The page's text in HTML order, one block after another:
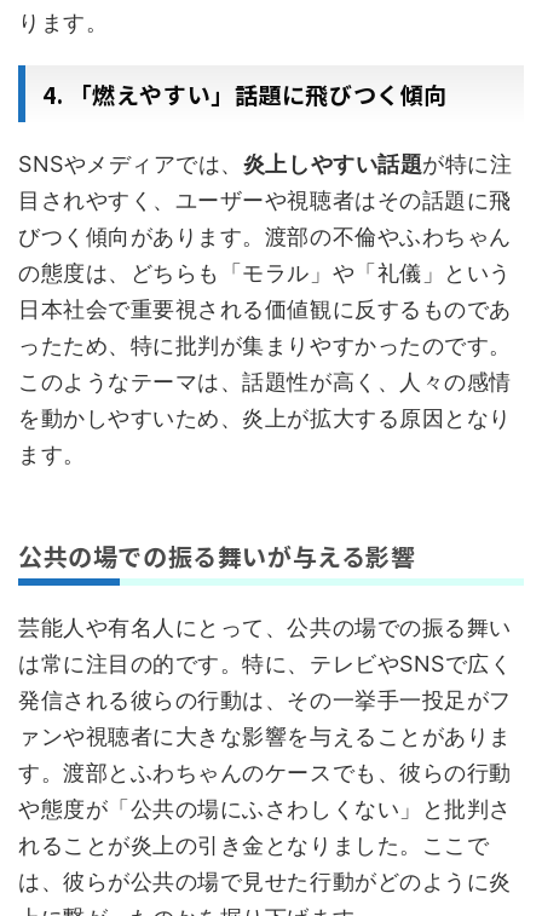
ります。
4. 「燃えやすい」話題に飛びつく傾向
SNSやメディアでは、 炎上しやすい話題が特に注
目されやすく、ユーザーや視聴者はその話題に飛
びつく傾向があります。渡部の不倫やふわちゃん
の態度は、どちらも「モラル」や「礼儀」という
日本社会で重要視される価値観に反するものであ
ったため、特に批判が集まりやすかったのです。
このようなテーマは、話題性が高く、人々の感情
を動かしやすいため、炎上が拡大する原因となり
ます。
公共の場での振る舞いが与える影響
芸能人や有名人にとって、公共の場での振る舞い
は常に注目の的です。特に、テレビやSNSで広く
発信される彼らの行動は、その一挙手一投足がフ
ァンや視聴者に大きな影響を与えることがありま
す。渡部とふわちゃんのケースでも、彼らの行動
や態度が「公共の場にふさわしくない」と批判さ
れることが炎上の引き金となりました。ここで
は、彼らが公共の場で見せた行動がどのように炎